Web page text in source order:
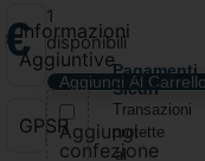
€Informazioni
Aggiuntive
GPSR
1
disponibili
Aggiungi Al
Aggiungi
confezione
Pagamenti
Sicuri
Transazioni
protette
al